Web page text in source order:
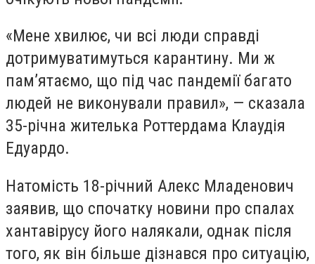
«Мене хвилює, чи всі люди справді
дотримуватимуться карантину. Ми ж
пам’ятаємо, що під час пандемії багато
людей не виконували правил», — сказала
35-річна жителька Роттердама Клаудія
Едуардо.
Натомість 18-річний Алекс Младенович
заявив, що спочатку новини про спалах
хантавірусу його налякали, однак після
того, як він більше дізнався про ситуацію,